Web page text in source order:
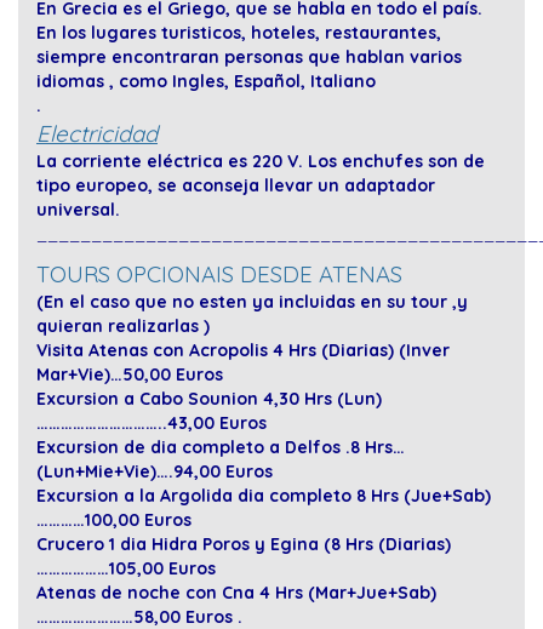
En Grecia es el Griego, que se habla en todo el país.
En los lugares turisticos, hoteles, restaurantes,
siempre encontraran personas que hablan varios
idiomas , como Ingles, Español, Italiano
.
Electricidad
La corriente eléctrica es 220 V. Los enchufes son de
tipo europeo, se aconseja llevar un adaptador
universal.
TOURS OPCIONAIS DESDE ATENAS
(En el caso que no esten ya incluidas en su tour ,y
quieran realizarlas )
Visita Atenas con Acropolis 4 Hrs (Diarias) (Inver
Mar+Vie)…50,00 Euros
Excursion a Cabo Sounion 4,30 Hrs (Lun)
…………………………..43,00 Euros
Excursion de dia completo a Delfos .8 Hrs…
(Lun+Mie+Vie)….94,00 Euros
Excursion a la Argolida dia completo 8 Hrs (Jue+Sab)
…………100,00 Euros
Crucero 1 dia Hidra Poros y Egina (8 Hrs (Diarias)
………………105,00 Euros
Atenas de noche con Cna 4 Hrs (Mar+Jue+Sab)
……………………58,00 Euros .